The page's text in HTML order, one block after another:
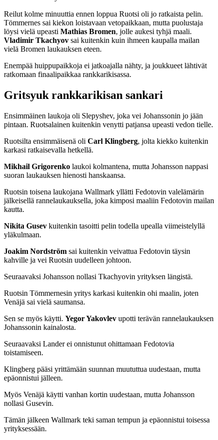
Reilut kolme minuuttia ennen loppua Ruotsi oli jo ratkaista pelin.
Tömmernes sai kiekon loistavaan vetopaikkaan, mutta puolustaja
löysi vielä upeasti Mathias Bromen, jolle aukesi tyhjä maali.
Vladimir Tkachyov sai kuitenkin kuin ihmeen kaupalla mailan
vielä Bromen laukauksen eteen.
Enempää huippupaikkoja ei jatkoajalla nähty, ja joukkueet lähtivät
ratkomaan finaalipaikkaa rankkarikisassa.
Gritsyuk rankkarikisan sankari
Ensimmäinen laukoja oli Slepyshev, joka vei Johanssonin jo jään
pintaan. Ruotsalainen kuitenkin venytti patjansa upeasti vedon tielle.
Ruotsilta ensimmäisenä oli Carl Klingberg, jolta kiekko kuitenkin
karkasi ratkaisevalla hetkellä.
Mikhail Grigorenko laukoi kolmantena, mutta Johansson nappasi
suoran laukauksen hienosti hanskaansa.
Ruotsin toisena laukojana Wallmark yllätti Fedotovin valelämärin
jälkeisellä rannelaukauksella, joka kimposi maaliin Fedotovin mailan
kautta.
Nikita Gusev kuitenkin tasoitti pelin todella upealla viimeistelyllä
yläkulmaan.
Joakim Nordström sai kuitenkin veivattua Fedotovin täysin
kahville ja vei Ruotsin uudelleen johtoon.
Seuraavaksi Johansson nollasi Tkachyovin yrityksen längistä.
Ruotsin Tömmernesin yritys karkasi kuitenkin ohi maalin, joten
Venäjä sai vielä saumansa.
Sen se myös käytti. Yegor Yakovlev upotti terävän rannelaukauksen
Johanssonin kainalosta.
Seuraavaksi Lander ei onnistunut ohittamaan Fedotovia
toistamiseen.
Klingberg pääsi yrittämään suunnan muututtua uudestaan, mutta
epäonnistui jälleen.
Myös Venäjä käytti vanhan kortin uudestaan, mutta Johansson
nollasi Gusevin.
Tämän jälkeen Wallmark teki saman tempun ja epäonnistui toisessa
yrityksessään.